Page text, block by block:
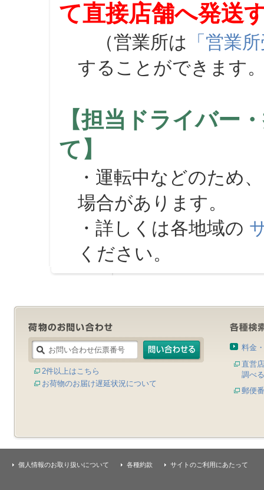
て直接店舗へ発送
（営業所は 「営業
することができます
【担当ドライバー
て】
・運転中などのため
場合があります。
・詳しくは各地域の
ください。
2件以上はこちら
お荷物のお届け遅延状況について
料金
直営
調べる
郵便
個人情報のお取り扱いについて 各種約款 サイトのご利用にあたって